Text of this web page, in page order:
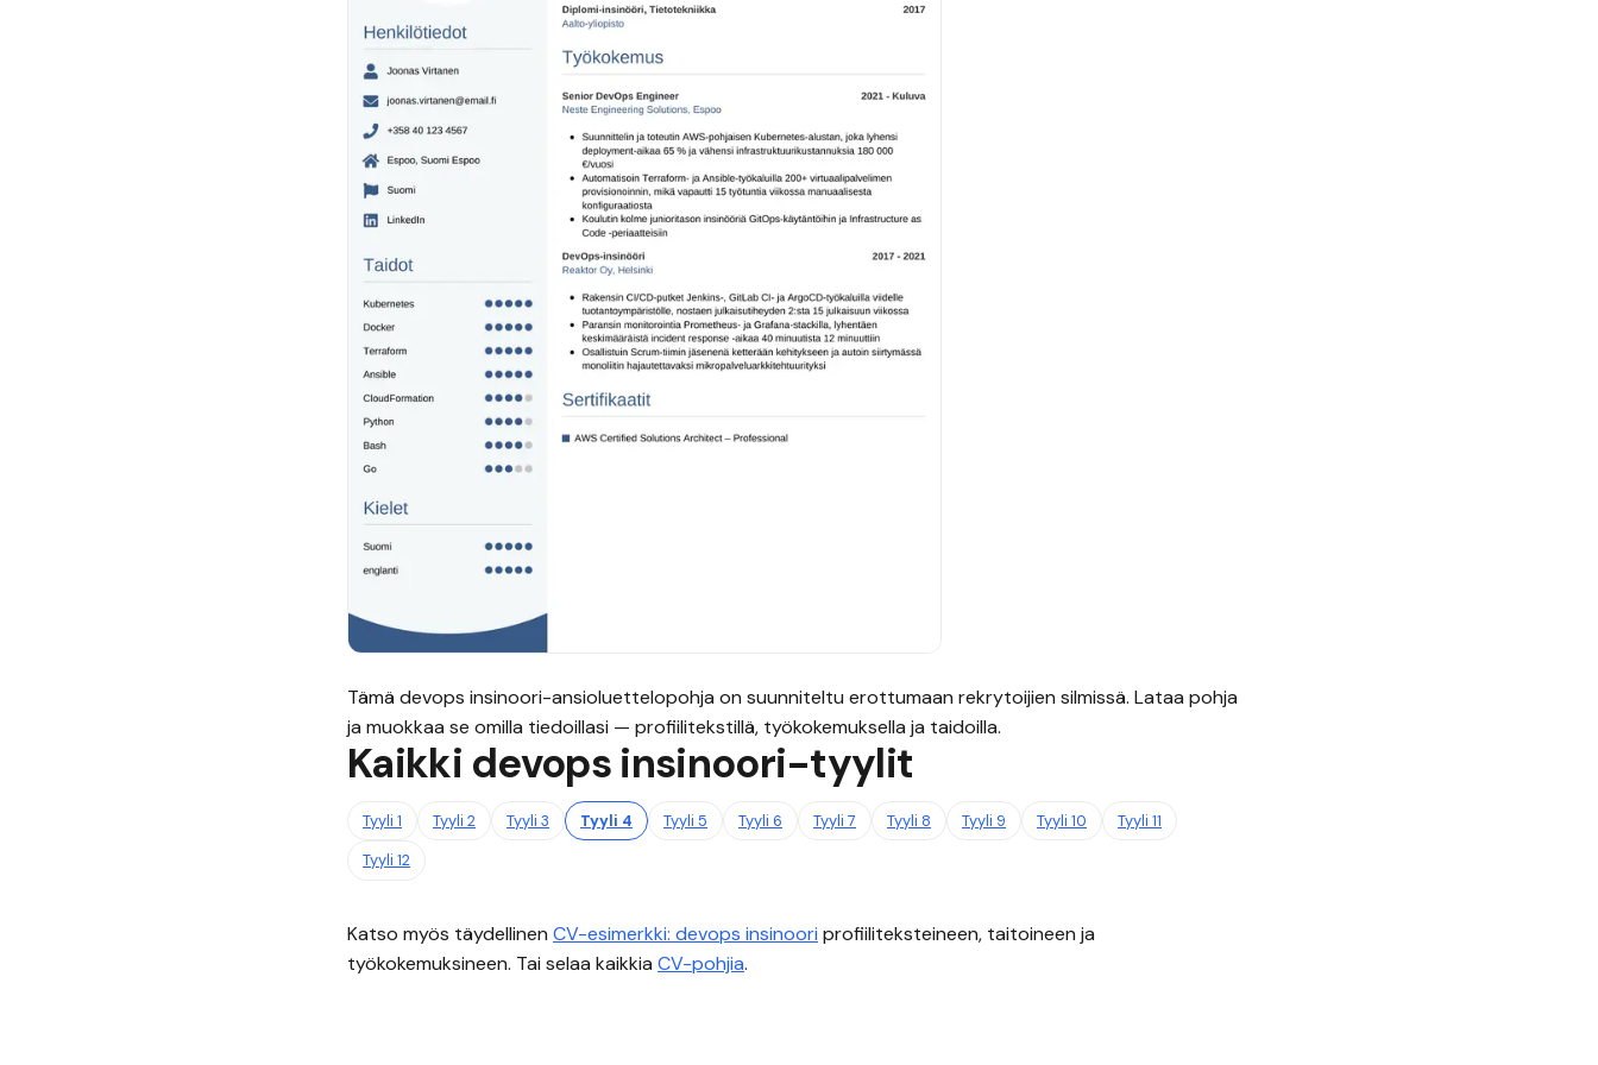
Tämä devops insinoori-ansioluettelopohja on suunniteltu erottumaan rekrytoijien silmissä. Lataa pohja
ja muokkaa se omilla tiedoillasi — profiilitekstillä, työkokemuksella ja taidoilla.
Kaikki devops insinoori-tyylit
Tyyli 1 Tyyli 2 Tyyli 3 Tyyli 4 Tyyli 5 Tyyli 6 Tyyli 7 Tyyli 8 Tyyli 9 Tyyli 10 Tyyli 11
Tyyli 12
Katso myös täydellinen CV-esimerkki: devops insinoori profiiliteksteineen, taitoineen ja
työkokemuksineen. Tai selaa kaikkia CV-pohjia.